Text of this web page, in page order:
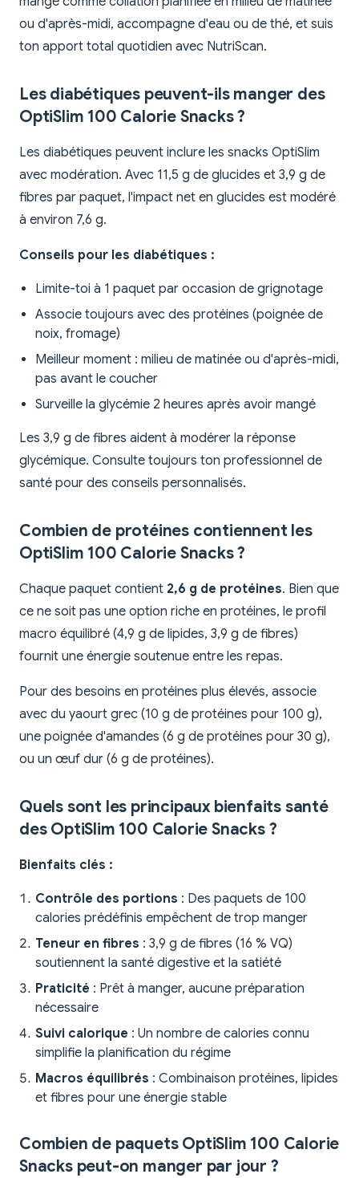
ou d'après-midi, accompagne d'eau ou de thé, et suis
ton apport total quotidien avec NutriScan.
Les diabétiques peuvent-ils manger des
OptiSlim 100 Calorie Snacks ?
Les diabétiques peuvent inclure les snacks OptiSlim
avec modération. Avec 11,5 g de glucides et 3,9 g de
fibres par paquet, l'impact net en glucides est modéré
à environ 7,6 g.
Conseils pour les diabétiques :
Limite-toi à 1 paquet par occasion de grignotage
Associe toujours avec des protéines (poignée de
noix, fromage)
Meilleur moment : milieu de matinée ou d'après-midi,
pas avant le coucher
Surveille la glycémie 2 heures après avoir mangé
Les 3,9 g de fibres aident à modérer la réponse
glycémique. Consulte toujours ton professionnel de
santé pour des conseils personnalisés.
Combien de protéines contiennent les
OptiSlim 100 Calorie Snacks ?
Chaque paquet contient 2,6 g de protéines. Bien que
ce ne soit pas une option riche en protéines, le profil
macro équilibré (4,9 g de lipides, 3,9 g de fibres)
fournit une énergie soutenue entre les repas.
Pour des besoins en protéines plus élevés, associe
avec du yaourt grec (10 g de protéines pour 100 g),
une poignée d'amandes (6 g de protéines pour 30 g),
ou un œuf dur (6 g de protéines).
Quels sont les principaux bienfaits santé
des OptiSlim 100 Calorie Snacks ?
Bienfaits clés :
Contrôle des portions : Des paquets de 100
calories prédéfinis empêchent de trop manger
Teneur en fibres : 3,9 g de fibres (16 % VQ)
soutiennent la santé digestive et la satiété
Praticité : Prêt à manger, aucune préparation
nécessaire
Suivi calorique : Un nombre de calories connu
simplifie la planification du régime
Macros équilibrés : Combinaison protéines, lipides
et fibres pour une énergie stable
Combien de paquets OptiSlim 100 Calorie
Snacks peut-on manger par jour ?